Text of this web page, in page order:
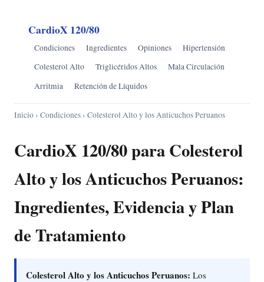
CardioX 120/80
Condiciones Ingredientes Opiniones
Hipertensión
Colesterol Alto
Triglicéridos Altos
Mala Circulación
Arritmia
Retención de Líquidos
Inicio› Condiciones› Colesterol Alto y los Anticuchos Peruanos
CardioX 120/80 para Colesterol
Alto y los Anticuchos Peruanos:
Ingredientes, Evidencia y Plan
de Tratamiento
Colesterol Alto y los Anticuchos Peruanos: Los